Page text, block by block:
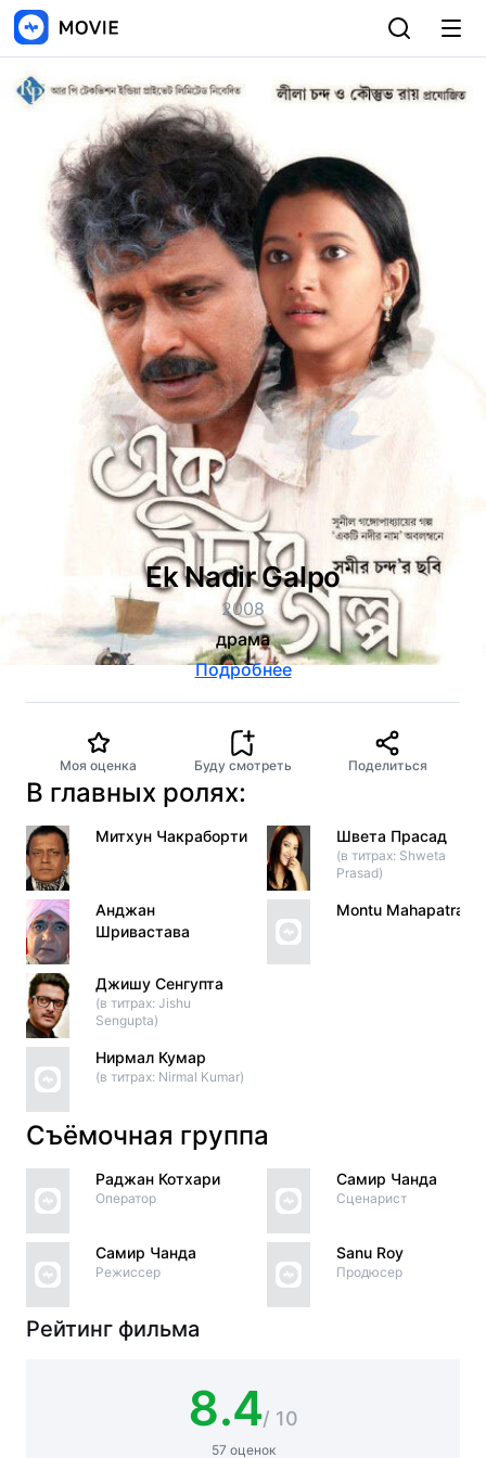
Ek Nadir Galpo
2008
драма
Подробнее
Моя оценка Буду смотреть Поделиться
В главных ролях:
Митхун Чакраборти
Анджан
Шривастава
Джишу Сенгупта
(в титрах: Jishu
Sengupta)
Нирмал Кумар
(в титрах: Nirmal Kumar)
Швета Прасад
(в титрах: Shweta
Prasad)
Montu Mahapatra
Съёмочная группа
Раджан Котхари
Оператор
Самир Чанда
Режиссер
Самир Чанда
Сценарист
Sanu Roy
Продюсер
Рейтинг фильма
8.4/ 10
57 оценок